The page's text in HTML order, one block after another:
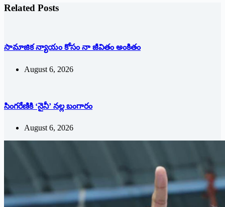
Related Posts
సామాజిక న్యాయం కోసం నా జీవితం అంకితం
August 6, 2026
సింగరేణికి ‘నైనీ’ న‌ల్ల బంగారం
August 6, 2026